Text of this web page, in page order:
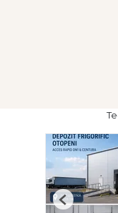
Previous